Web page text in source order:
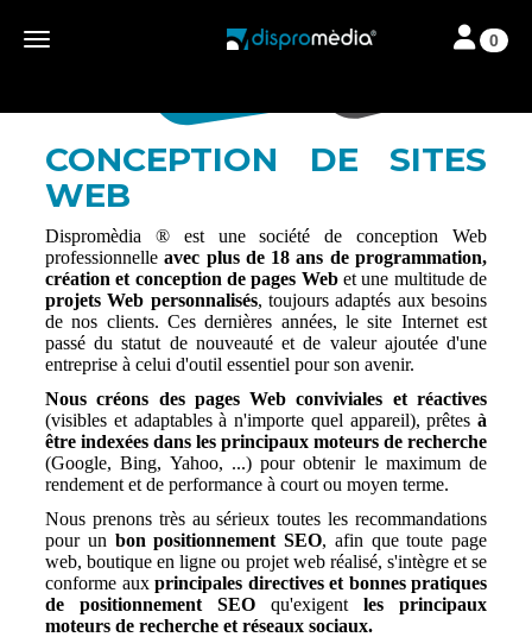
Toggle navigation Toggle
0
CONCEPTION DE SITES
WEB
Dispromèdia ® est une société de conception Web
professionnelleavec plus de 18 ans de programmation,
création et conception de pages Webet une multitude de
projets Web personnalisés, toujours adaptés aux besoins
de nos clients. Ces dernières années, le site Internet est
passé du statut de nouveauté et de valeur ajoutée d'une
entreprise à celui d'outil essentiel pour son avenir.
Nous créons des pages Web conviviales et réactives
(visibles et adaptables à n'importe quel appareil), prêtes à
être indexées dans les principaux moteurs de recherche
(Google, Bing, Yahoo, ...) pour obtenir le maximum de
rendement et de performance à court ou moyen terme.
Nous prenons très au sérieux toutes les recommandations
pour un bon positionnement SEO, afin que toute page
web, boutique en ligne ou projet web réalisé, s'intègre et se
conforme aux principales directives et bonnes pratiques
de positionnement SEO qu'exigent les principaux
moteurs de recherche et réseaux sociaux.